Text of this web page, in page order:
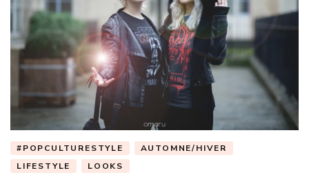
#POPCULTURESTYLE
AUTOMNE/HIVER
LIFESTYLE
LOOKS